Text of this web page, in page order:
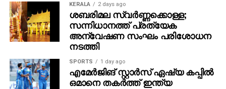
KERALA 2 days ago
ശബരിമല സ്വര്‍ണ്ണക്കൊള്ള;
സന്നിധാനത്ത് പ്രത്യേക
അന്വേഷണ സംഘം പരിശോധന
നടത്തി
SPORTS 1 day ago
എമേര്‍ജിങ് സ്റ്റാര്‍സ് ഏഷ്യ കപ്പില്‍
ഒമാനെ തകര്‍ത്ത് ഇന്ത്യ